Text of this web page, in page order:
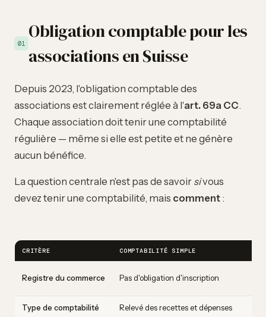
01
Obligation comptable pour les
associations en Suisse
Depuis 2023, l'obligation comptable des
associations est clairement réglée à l'art. 69a CC.
Chaque association doit tenir une comptabilité
régulière — même si elle est petite et ne génère
aucun bénéfice.
La question centrale n'est pas de savoir sivous
devez tenir une comptabilité, mais comment :
CRITÈRE COMPTABILITÉ SIMPLE
Registre du commerce Pas d'obligation d'inscription
Type de comptabilité Relevé des recettes et dépenses